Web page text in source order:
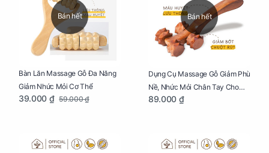
Bán hết
Bàn Lăn Massage Gỗ Đa Năng
Giảm Nhức Mỏi Cơ Thể
39.000 ₫ 59.000 ₫
Bán hết
Dụng Cụ Massage Gỗ Giảm Phù
Nề, Nhức Mỏi Chân Tay Cho
Mẹ Bầu
89.000 ₫